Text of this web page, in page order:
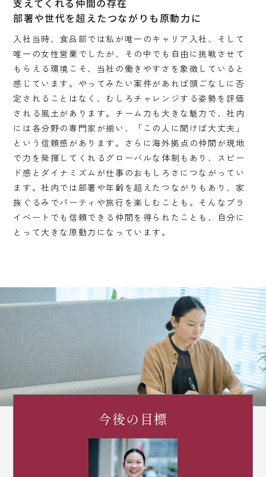
支えてくれる仲間の存在
部署や世代を超えたつながりも原動力に
入社当時、食品部では私が唯一のキャリア入社、そして
唯一の女性営業でしたが、その中でも自由に挑戦させて
もらえる環境こそ、当社の働きやすさを象徴していると
感じています。やってみたい案件があれば頭ごなしに否
定されることはなく、むしろチャレンジする姿勢を評価
される風土があります。チーム力も大きな魅力で、社内
には各分野の専門家が揃い、「この人に聞けば大丈夫」
という信頼感があります。さらに海外拠点の仲間が現地
で力を発揮してくれるグローバルな体制もあり、スピー
ド感とダイナミズムが仕事のおもしろさにつながってい
ます。社内では部署や年齢を超えたつながりもあり、家
族ぐるみでパーティや旅行を楽しむことも。そんなプラ
イベートでも信頼できる仲間を得られたことも、自分に
とって大きな原動力になっています。
今後の目標